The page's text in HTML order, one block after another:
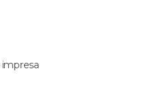
impresa